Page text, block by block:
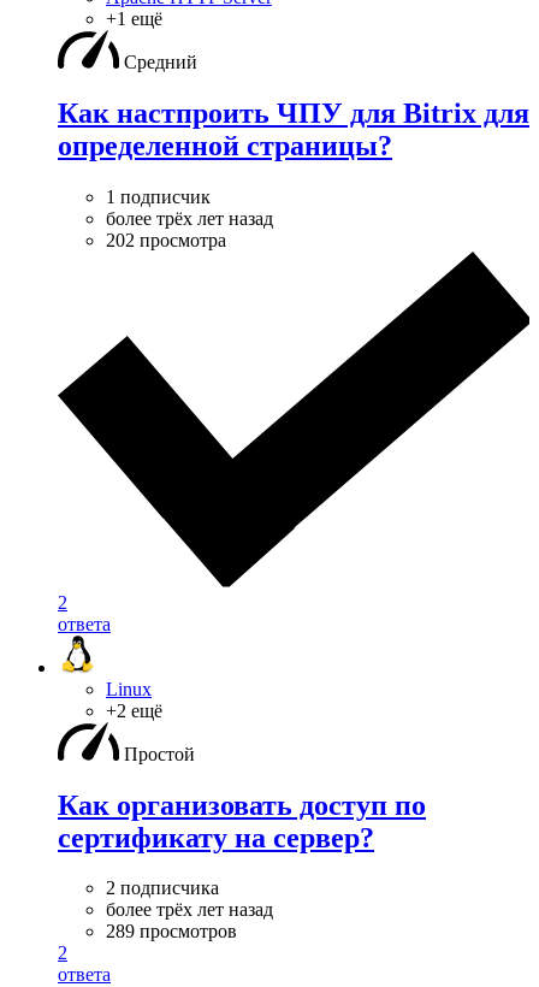
+1 ещё
Средний
Как настпроить ЧПУ для Bitrix для
определенной страницы?
1 подписчик
более трёх лет назад
202 просмотра
2
ответа
Linux
+2 ещё
Простой
Как организовать доступ по
сертификату на сервер?
2 подписчика
более трёх лет назад
289 просмотров
2
ответа